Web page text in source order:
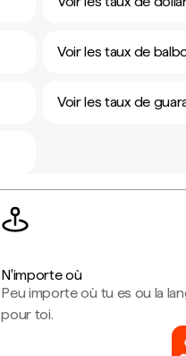
Voir les taux de
Voir les taux de
N'importe où
Peu importe où tu es ou la
pour toi.